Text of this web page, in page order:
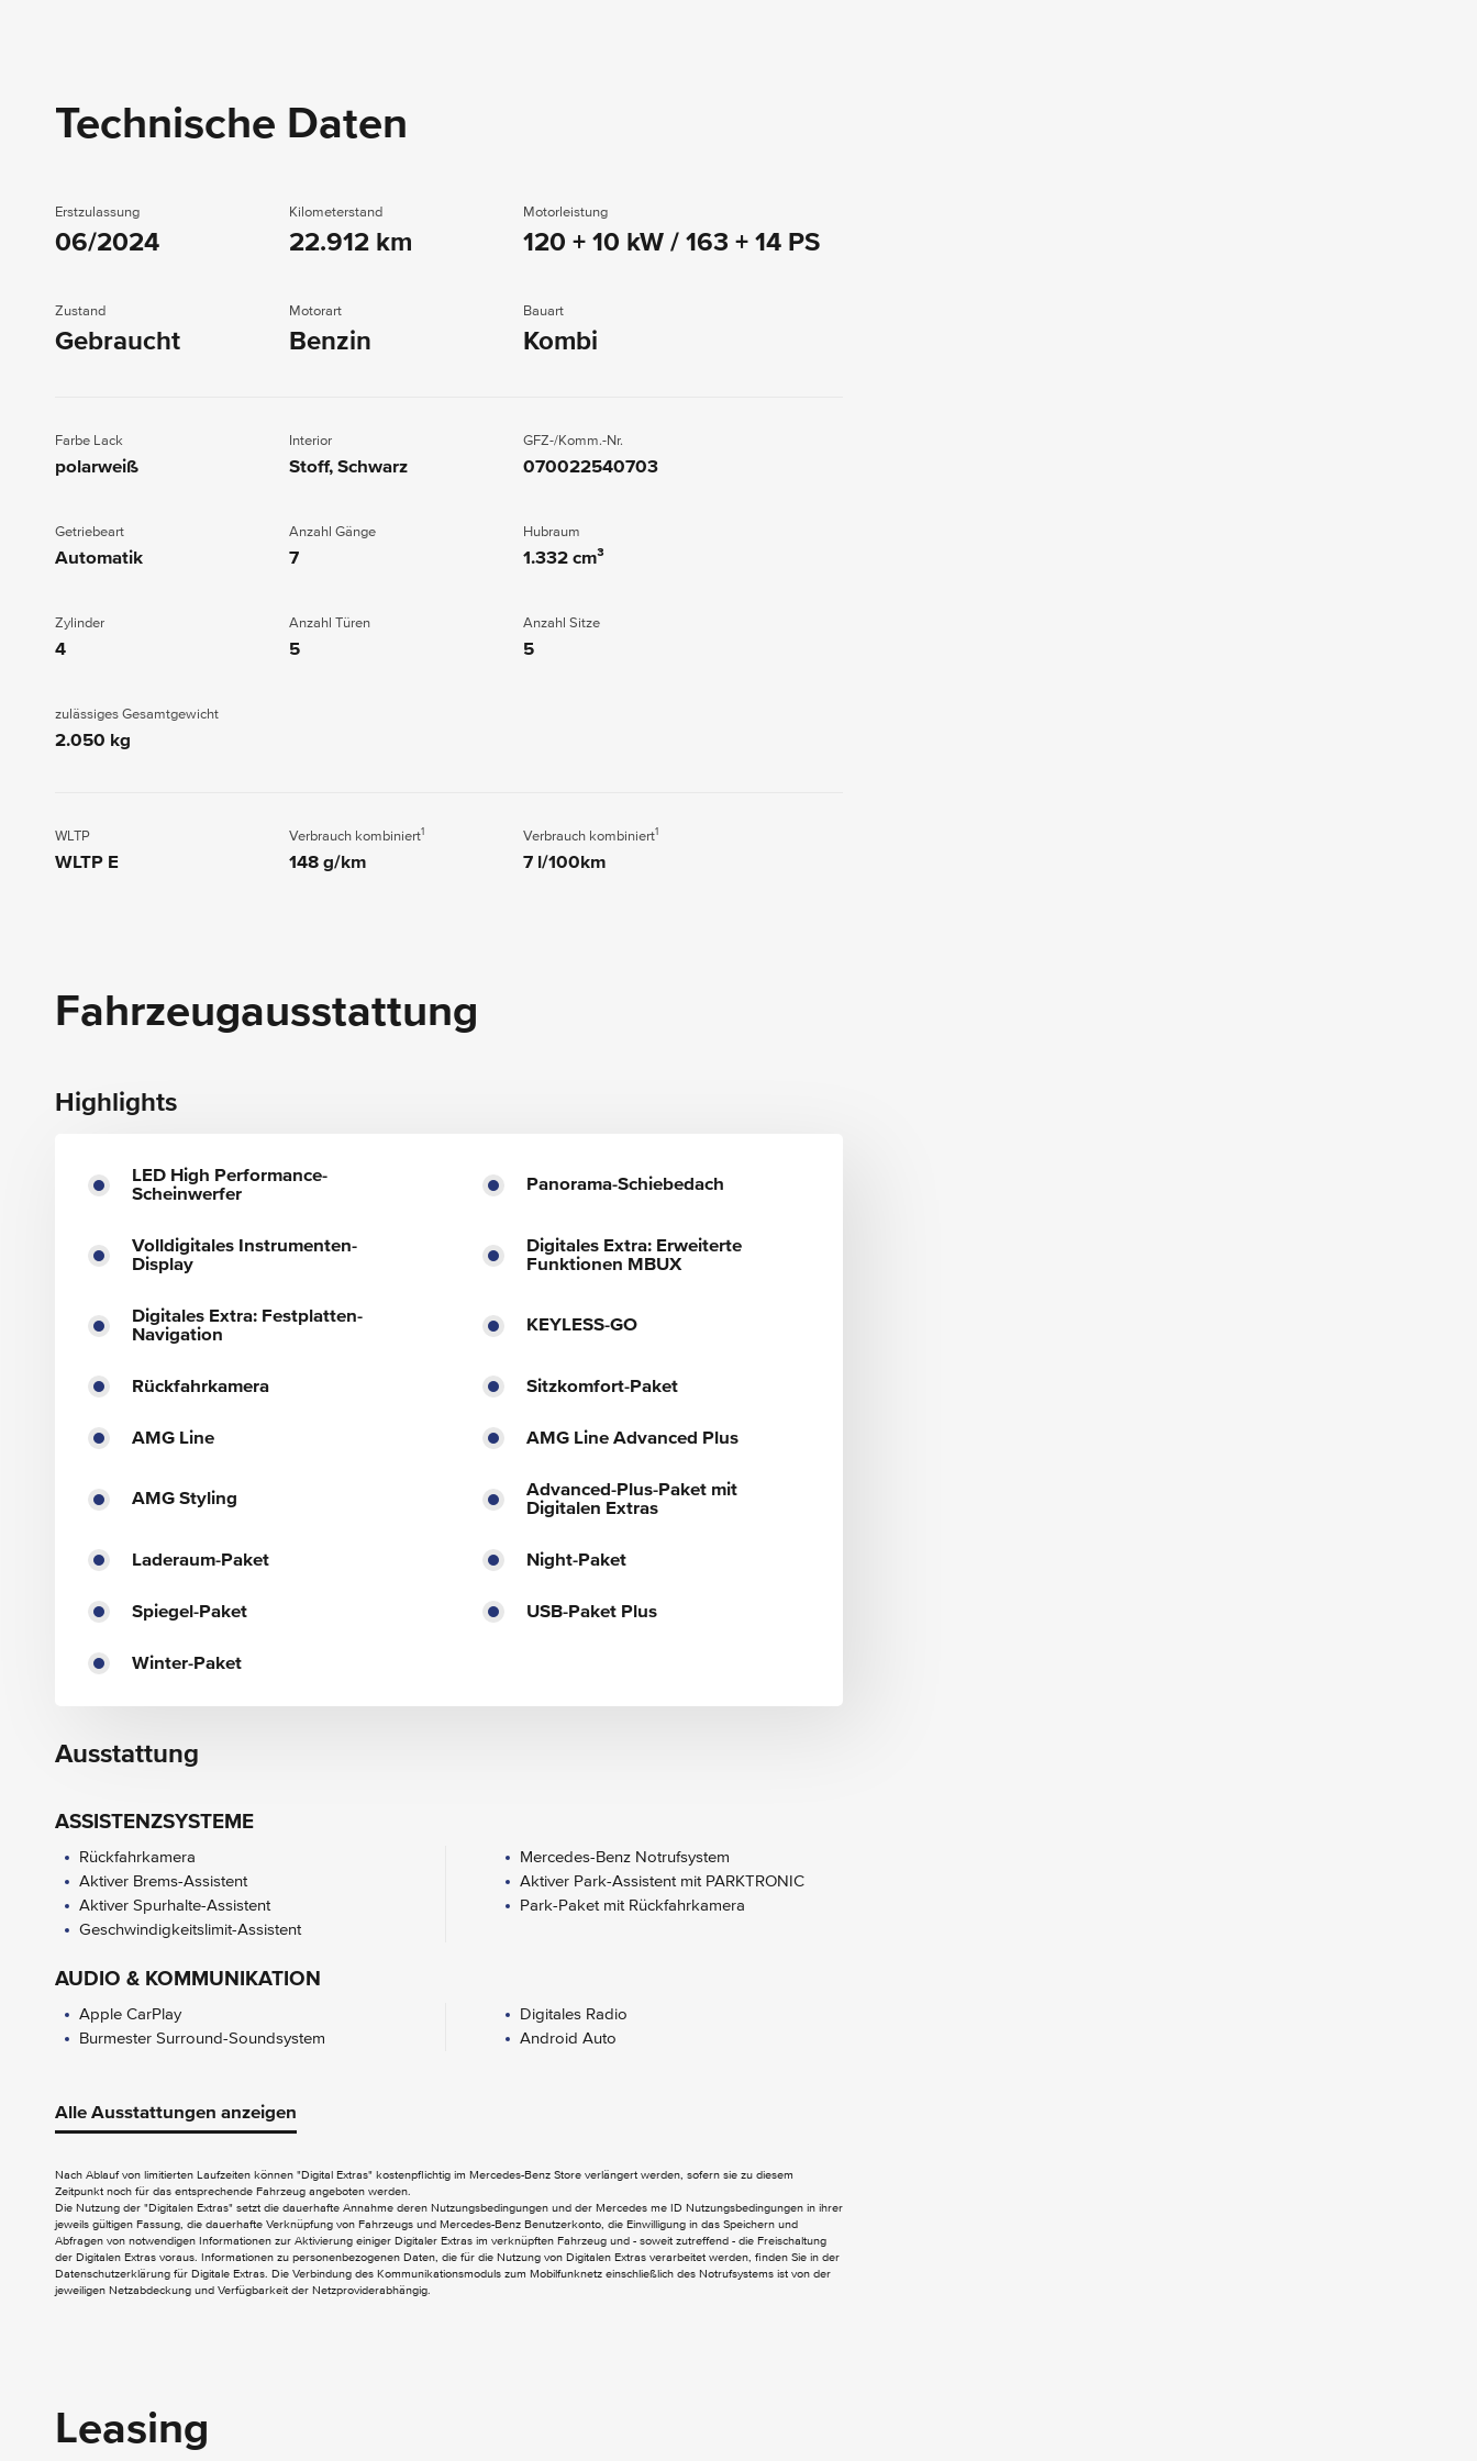
Technische Daten
Erstzulassung
06/2024
Kilometerstand
22.912 km
Motorleistung
120 + 10 kW / 163 + 14 PS
Zustand
Gebraucht
Motorart
Benzin
Bauart
Kombi
Farbe Lack
polarweiß
Interior
Stoff, Schwarz
GFZ-/Komm.-Nr.
070022540703
Getriebeart
Automatik
Anzahl Gänge
7
Hubraum
1.332 cm³
Zylinder
4
Anzahl Türen
5
Anzahl Sitze
5
zulässiges Gesamtgewicht
2.050 kg
WLTP
WLTP E
Verbrauch kombiniert1
148 g/km
Verbrauch kombiniert1
7 l/100km
Fahrzeugausstattung
Highlights
LED High Performance-
Scheinwerfer
Panorama-Schiebedach
Volldigitales Instrumenten-
Display
Digitales Extra: Erweiterte
Funktionen MBUX
Digitales Extra: Festplatten-
Navigation
KEYLESS-GO
Rückfahrkamera Sitzkomfort-Paket
AMG Line AMG Line Advanced Plus
AMG Styling
Advanced-Plus-Paket mit
Digitalen Extras
Laderaum-Paket Night-Paket
Spiegel-Paket USB-Paket Plus
Winter-Paket
Ausstattung
ASSISTENZSYSTEME
Rückfahrkamera
Aktiver Brems-Assistent
Aktiver Spurhalte-Assistent
Geschwindigkeitslimit-Assistent
Mercedes-Benz Notrufsystem
Aktiver Park-Assistent mit PARKTRONIC
Park-Paket mit Rückfahrkamera
AUDIO & KOMMUNIKATION
Apple CarPlay
Burmester Surround-Soundsystem
Digitales Radio
Android Auto
Aussenspiegel elektrisch anklappbar
Gepäckraumklappe
INTERIEUR
Volldigitales Instrumenten-Display
4-Wege-Lordosenstütze
Fahrersitz elektrisch einstellbar mit
Memory-Funktion
Klimatisierungsautomatik THERMOTRONIC
Kneebag
Alle Ausstattungen anzeigen
Nach Ablauf von limitierten Laufzeiten können "Digital Extras" kostenpflichtig im Mercedes-Benz Store verlängert werden, sofern sie zu diesem
Zeitpunkt noch für das entsprechende Fahrzeug angeboten werden.
Die Nutzung der "Digitalen Extras" setzt die dauerhafte Annahme deren Nutzungsbedingungen und der Mercedes me ID Nutzungsbedingungen in ihrer
jeweils gültigen Fassung, die dauerhafte Verknüpfung von Fahrzeugs und Mercedes-Benz Benutzerkonto, die Einwilligung in das Speichern und
Abfragen von notwendigen Informationen zur Aktivierung einiger Digitaler Extras im verknüpften Fahrzeug und - soweit zutreffend - die Freischaltung
der Digitalen Extras voraus. Informationen zu personenbezogenen Daten, die für die Nutzung von Digitalen Extras verarbeitet werden, finden Sie in der
Datenschutzerklärung für Digitale Extras. Die Verbindung des Kommunikationsmoduls zum Mobilfunknetz einschließlich des Notrufsystems ist von der
jeweiligen Netzabdeckung und Verfügbarkeit der Netzproviderabhängig.
Leasing